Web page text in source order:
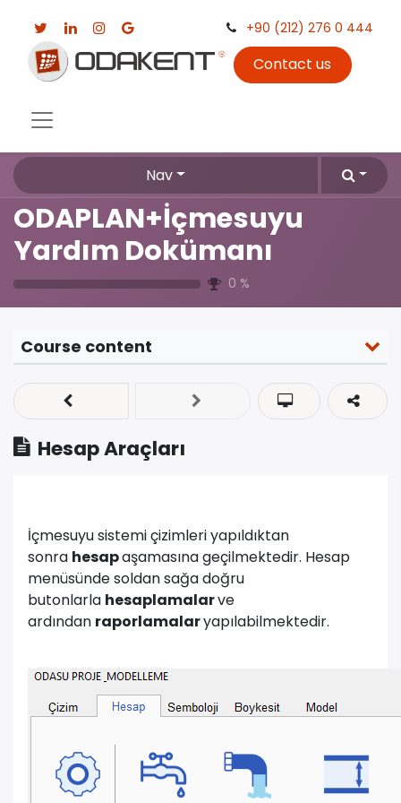
+90 (212) 276 0 444
Contact us
Nav
ODAPLAN+İçmesuyu
Yardım Dokümanı
0 %
Course content
Hesap Araçları
İçmesuyu sistemi çizimleri yapıldıktan
sonra hesapaşamasına geçilmektedir. Hesap
menüsünde soldan sağa doğru
butonlarla hesaplamalarve
ardından raporlamalaryapılabilmektedir.